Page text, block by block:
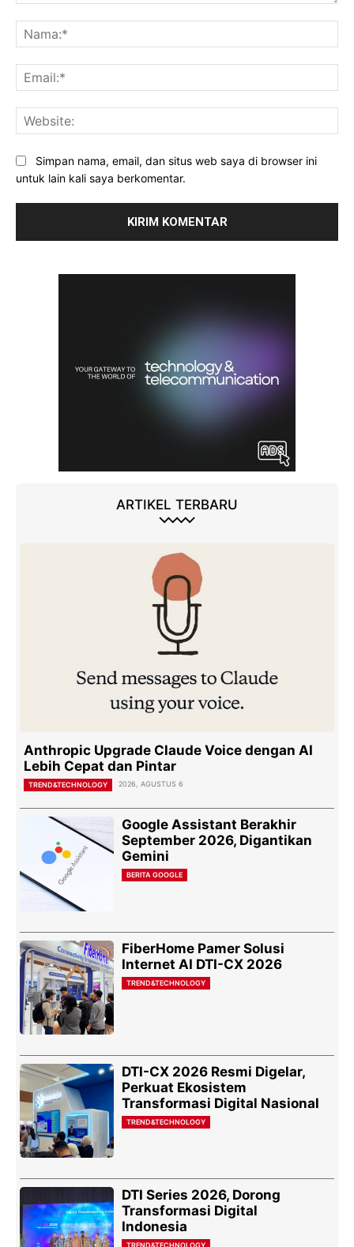
Simpan nama, email, dan situs web saya di browser ini
untuk lain kali saya berkomentar.
ARTIKEL TERBARU
Anthropic Upgrade Claude Voice dengan AI
Lebih Cepat dan Pintar
TREND&TECHNOLOGY 2026, AGUSTUS 6
Google Assistant Berakhir
September 2026, Digantikan
Gemini
BERITA GOOGLE
FiberHome Pamer Solusi
Internet AI DTI-CX 2026
TREND&TECHNOLOGY
DTI-CX 2026 Resmi Digelar,
Perkuat Ekosistem
Transformasi Digital Nasional
TREND&TECHNOLOGY
DTI Series 2026, Dorong
Transformasi Digital
Indonesia